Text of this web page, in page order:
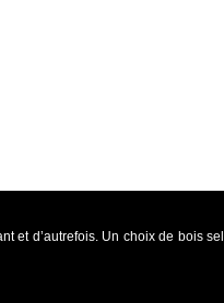
d’autrefois. Un choix de bois